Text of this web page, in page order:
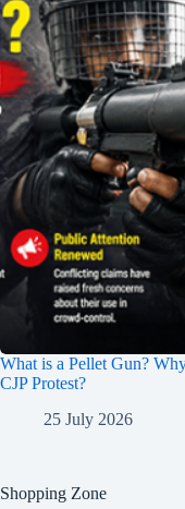
What is a Pellet Gun?
CJP Protest?
25 July 2026
Shopping Zone